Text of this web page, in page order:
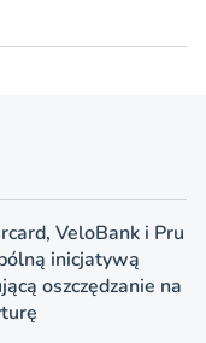
VeloBank i Pru
inicjatywą
oszczędzanie na